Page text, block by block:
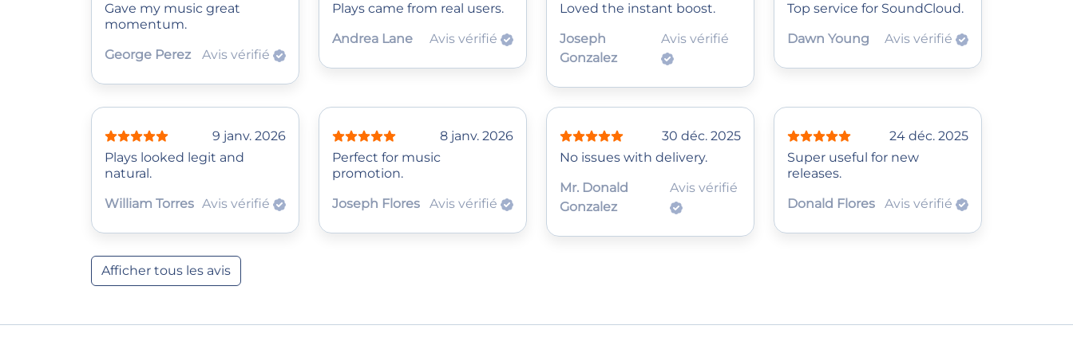
Gave my music great
momentum.
George Perez
Avis vérifié
Plays came from real users.
Andrea Lane
Avis vérifié
Loved the instant boost.
Joseph
Gonzalez
Avis vérifié
Top service for SoundCloud.
Dawn Young
Avis vérifié
9 janv. 2026
Plays looked legit and
natural.
William Torres Avis vérifié
8 janv. 2026
Perfect for music
promotion.
Joseph Flores
Avis vérifié
30 déc. 2025
No issues with delivery.
Mr. Donald
Gonzalez
Avis vérifié
24 déc. 2025
Super useful for new
releases.
Donald Flores
Avis vérifié
Afficher tous les avis